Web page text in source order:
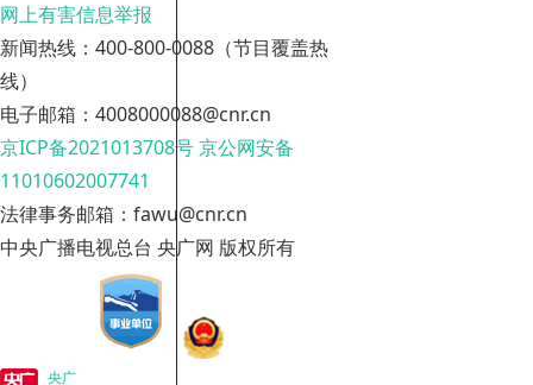
网上有害信息举报
新闻热线：400-800-0088（节目覆盖热
线）
电子邮箱：4008000088@cnr.cn
京ICP备2021013708号京公网安备
11010602007741
法律事务邮箱：fawu@cnr.cn
中央广播电视总台 央广网 版权所有
央广